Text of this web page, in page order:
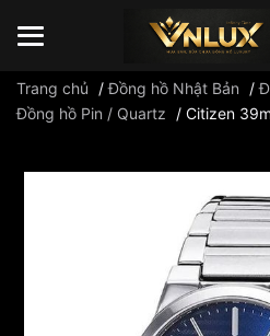
Trang chủ /Đồng hồ Nhật Bản /
Đồng hồ Pin / Quartz
/ Citizen